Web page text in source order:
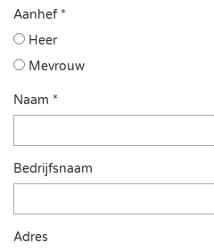
Aanhef *
Heer
Mevrouw
Naam *
Bedrijfsnaam
Adres